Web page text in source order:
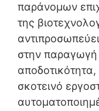
παράνομων
της
στην
σκοτεινό